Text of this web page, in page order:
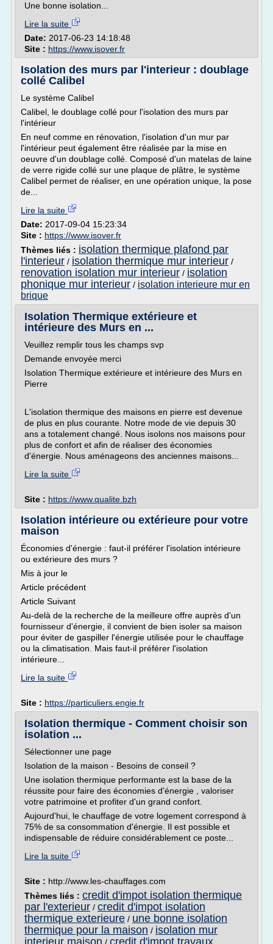
Une bonne isolation...
Lire la suite
Date: 2017-06-23 14:18:48
Site : https://www.isover.fr
Isolation des murs par l'interieur : doublage
collé Calibel
Le système Calibel
Calibel, le doublage collé pour l'isolation des murs par
l'intérieur
En neuf comme en rénovation, l'isolation d'un mur par
l'intérieur peut également être réalisée par la mise en
oeuvre d'un doublage collé. Composé d'un matelas de laine
de verre rigide collé sur une plaque de plâtre, le système
Calibel permet de réaliser, en une opération unique, la pose
de...
Lire la suite
Date: 2017-09-04 15:23:34
Site : https://www.isover.fr
Thèmes liés : isolation thermique plafond par
l'interieur / isolation thermique mur interieur /
renovation isolation mur interieur / isolation
phonique mur interieur / isolation interieure mur en
brique
Isolation Thermique extérieure et
intérieure des Murs en ...
Veuillez remplir tous les champs svp
Demande envoyée merci
Isolation Thermique extérieure et intérieure des Murs en
Pierre
L'isolation thermique des maisons en pierre est devenue
de plus en plus courante. Notre mode de vie depuis 30
ans a totalement changé. Nous isolons nos maisons pour
plus de confort et afin de réaliser des économies
d'énergie. Nous aménageons des anciennes maisons...
Lire la suite
Site : https://www.qualite.bzh
Isolation intérieure ou extérieure pour votre
maison
Économies d'énergie : faut-il préférer l'isolation intérieure
ou extérieure des murs ?
Mis à jour le
Article précédent
Article Suivant
Au-delà de la recherche de la meilleure offre auprès d'un
fournisseur d'énergie, il convient de bien isoler sa maison
pour éviter de gaspiller l'énergie utilisée pour le chauffage
ou la climatisation. Mais faut-il préférer l'isolation
intérieure...
Lire la suite
Site : https://particuliers.engie.fr
Isolation thermique - Comment choisir son
isolation ...
Sélectionner une page
Isolation de la maison - Besoins de conseil ?
Une isolation thermique performante est la base de la
réussite pour faire des économies d'énergie , valoriser
votre patrimoine et profiter d'un grand confort.
Aujourd'hui, le chauffage de votre logement correspond à
75% de sa consommation d'énergie. Il est possible et
indispensable de réduire considérablement ce poste...
Lire la suite
Site : http://www.les-chauffages.com
Thèmes liés : credit d'impot isolation thermique
par l'exterieur / credit d'impot isolation
thermique exterieure / une bonne isolation
thermique pour la maison / isolation mur
interieur maison
credit d'impot travaux